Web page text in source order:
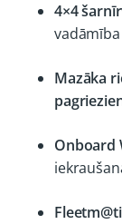
4×4
Mazāka
Onboard